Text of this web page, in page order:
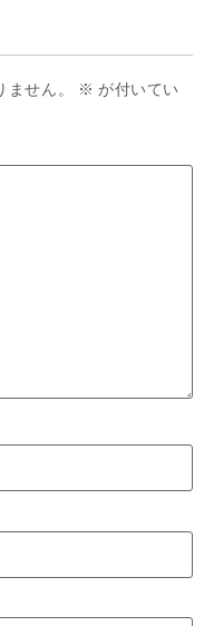
せん。 ※ が付いてい